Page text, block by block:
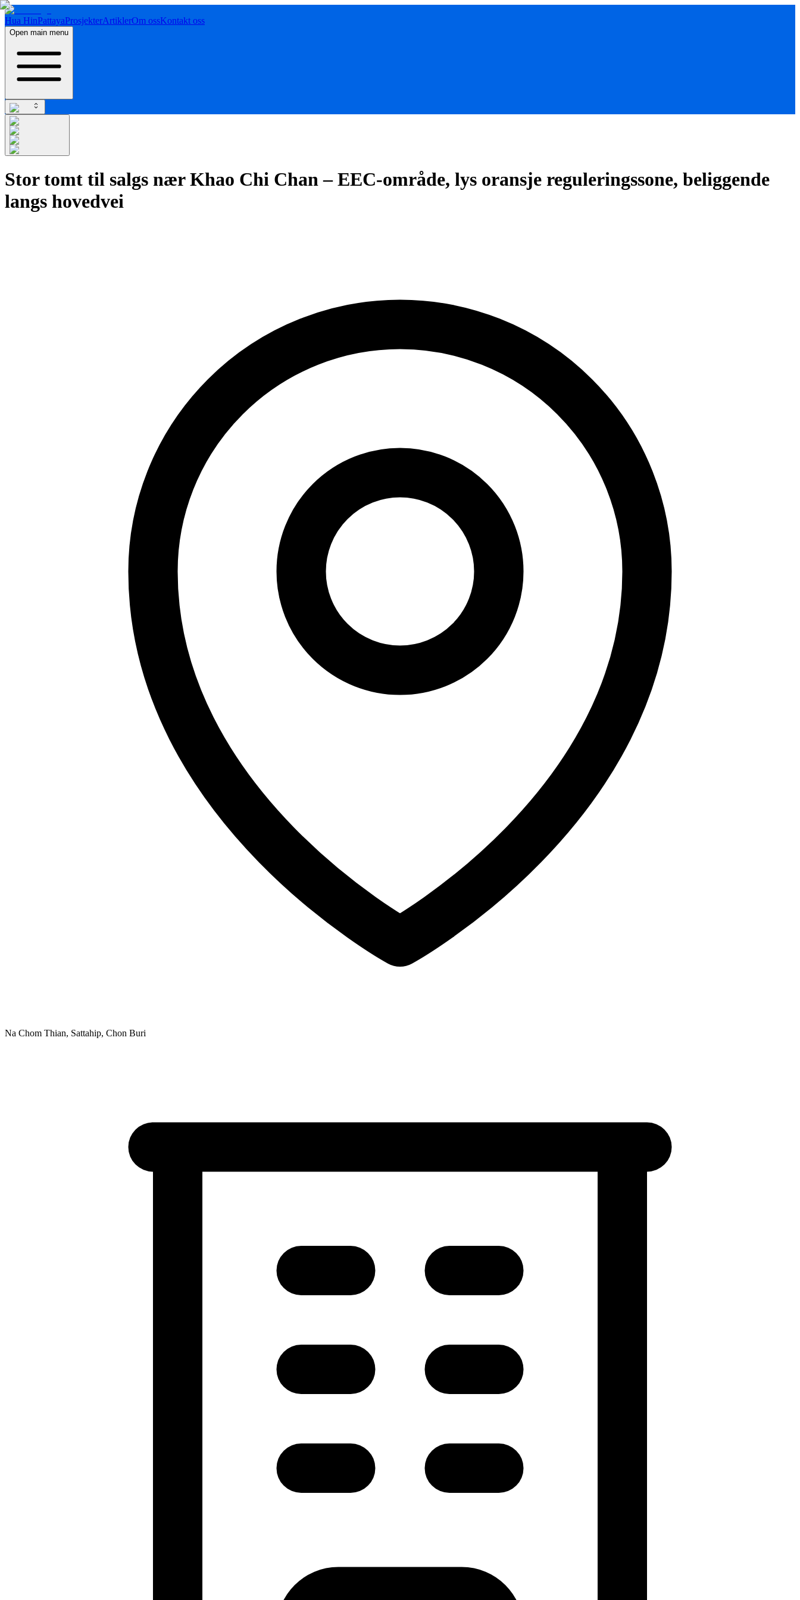
Hua HinPattayaProsjekterArtiklerOm ossKontakt oss
Open main menu
Stor tomt til salgs nær Khao Chi Chan – EEC-område, lys oransje reguleringssone, beliggende
langs hovedvei
Na Chom Thian, Sattahip, Chon Buri